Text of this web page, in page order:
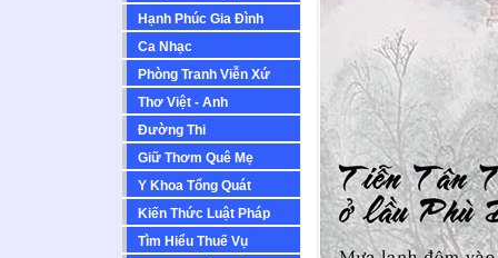
Hạnh Phúc Gia Đình
Ca Nhạc
Phòng Tranh Viễn Xứ
Thơ Việt - Anh
Ðường Thi
Giữ Thơm Quê Mẹ
Y Khoa Tổng Quát
Kiến Thức Luật Pháp
Tìm Hiểu Thuế Vụ